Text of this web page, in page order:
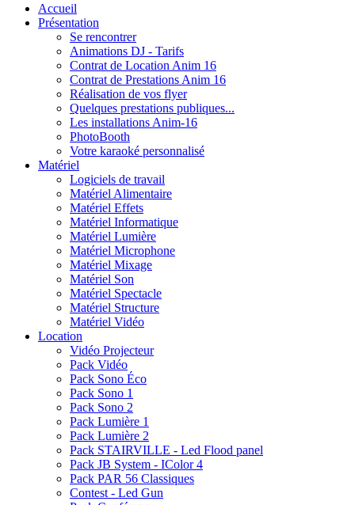
Accueil
Présentation
Se rencontrer
Animations DJ - Tarifs
Contrat de Location Anim 16
Contrat de Prestations Anim 16
Réalisation de vos flyer
Quelques prestations publiques...
Les installations Anim-16
PhotoBooth
Votre karaoké personnalisé
Matériel
Logiciels de travail
Matériel Alimentaire
Matériel Effets
Matériel Informatique
Matériel Lumière
Matériel Microphone
Matériel Mixage
Matériel Son
Matériel Spectacle
Matériel Structure
Matériel Vidéo
Location
Vidéo Projecteur
Pack Vidéo
Pack Sono Éco
Pack Sono 1
Pack Sono 2
Pack Lumière 1
Pack Lumière 2
Pack STAIRVILLE - Led Flood panel
Pack JB System - IColor 4
Pack PAR 56 Classiques
Contest - Led Gun